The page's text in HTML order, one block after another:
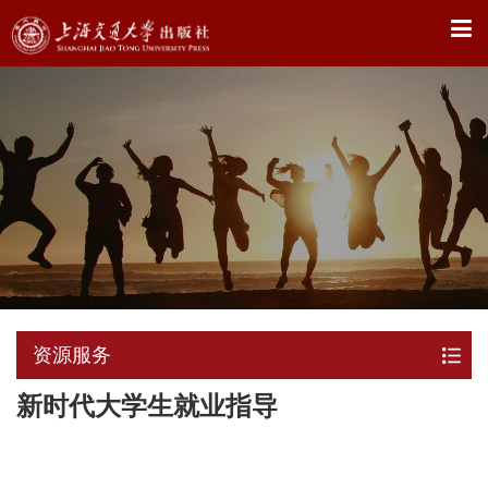
X
资源服务
新时代大学生就业指导